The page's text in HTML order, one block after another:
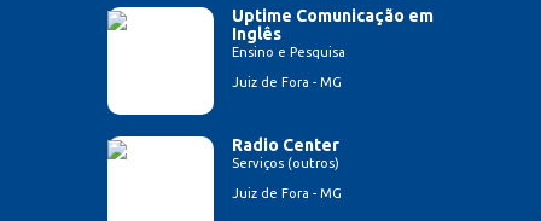
Uptime Comunicação em
Inglês
Ensino e Pesquisa
Juiz de Fora - MG
Radio Center
Serviços (outros)
Juiz de Fora - MG